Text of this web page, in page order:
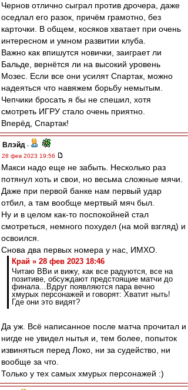
Чернов отлично сыграл против дрочера, даже
оседлал его разок, причём грамотно, без
карточки. В общем, косяков хватает при очень
интересном и умном развитии клуба.
Важно как впишутся новички, заиграет ли
Бальде, вернётся ли на высокий уровень
Мозес. Если все они усилят Спартак, можно
надеяться что навяжем борьбу немытым.
Чепчики бросать я бы не спешил, хотя
смотреть ИГРУ стало очень приятно.
Вперёд, Спартак!
Влэйд -
28 фев 2023 19:56
Макси надо еще не забыть. Несколько раз
потянул хоть и свои, но весьма сложные мячи.
Даже при первой банке нам первый удар
отбил, а там вообще мертвый мяч был.
Ну и в целом как-то поспокойней стал
смотреться, немного похудел (на мой взгляд) и
освоился.
Снова два первых номера у нас, ИМХО.
Край » 28 фев 2023 18:46
Читаю ВВи и вижу, как все радуются, все на
позитиве, обсуждают предстоящие матчи до
финала...Вдруг появляются пара вечно
хмурых персонажей и говорят: Хватит ныть!
Где они это видят?
Да уж. Всё написанное после матча прочитал и
нигде не увидел нытья и, тем более, попыток
извиняться перед Локо, ни за судейство, ни
вообще за что.
Только у тех самых хмурых персонажей :)